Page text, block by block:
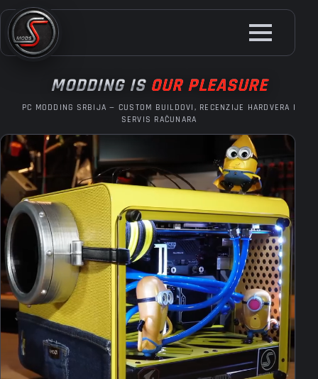
Skip
to
main
MODDING IS OUR PLEASURE
PC MODDING SRBIJA — CUSTOM BUILDOVI, RECENZIJE HARDVERA I
SERVIS RAČUNARA